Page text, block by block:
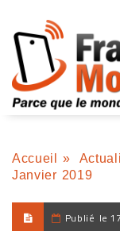
Accueil »
Janvier 2019
Publié le